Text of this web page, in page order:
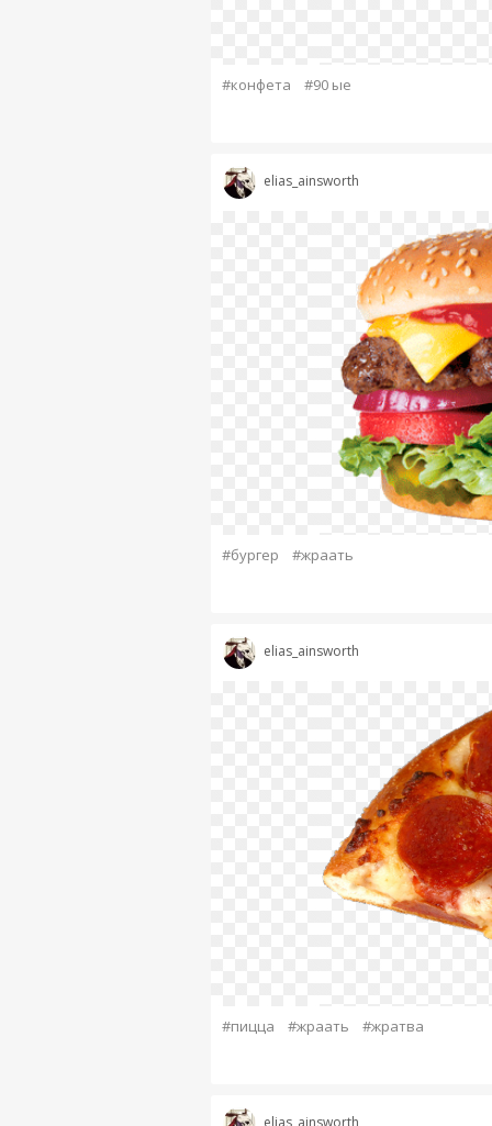
#конфета #90 ые
elias_ainsworth
#бургер #жраать
elias_ainsworth
#пицца #жраать #жратва